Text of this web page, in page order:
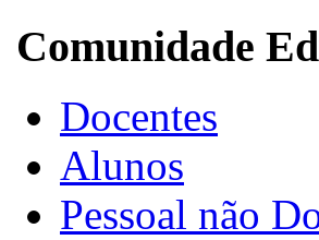
Comunidade
Docentes
Alunos
Pessoal não